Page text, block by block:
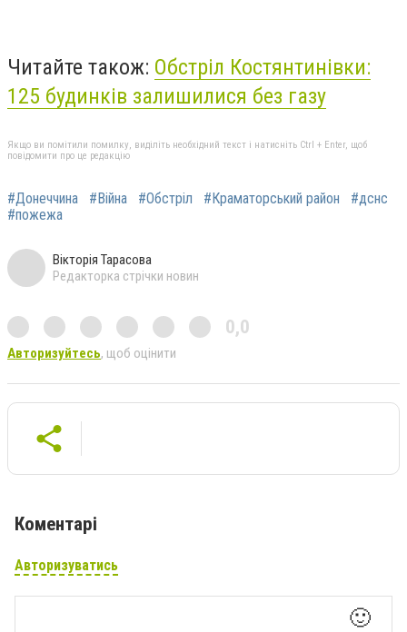
Читайте також: Обстріл Костянтинівки:
125 будинків залишилися без газу
Якщо ви помітили помилку, виділіть необхідний текст і натисніть Ctrl + Enter, щоб
повідомити про це редакцію
#Донеччина #Війна #Обстріл #Краматорський район
#дснс
#пожежа
Вікторія Тарасова
Редакторка стрічки новин
0,0
Авторизуйтесь, щоб оцінити
Коментарі
Авторизуватись
🙂